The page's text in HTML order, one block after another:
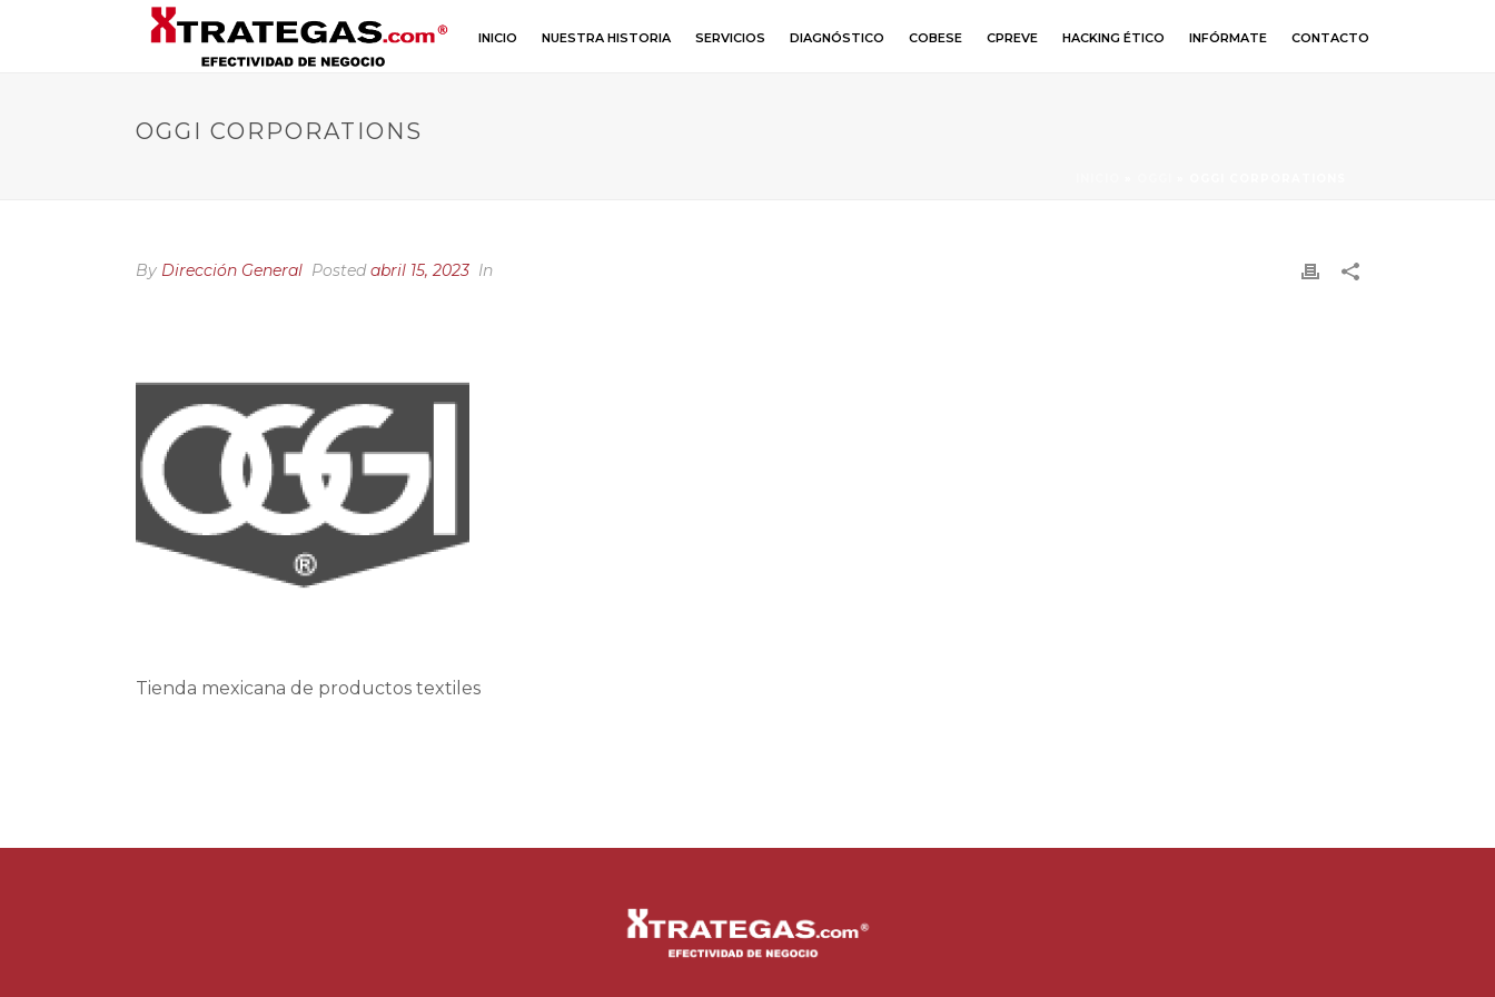
INICIO NUESTRA HISTORIA SERVICIOS DIAGNÓSTICO COBESE CPREVE HACKING ÉTICO INFÓRMATE CONTACTO
OGGI CORPORATIONS
By Dirección General Postedabril 15, 2023 In
Tienda mexicana de productos textiles